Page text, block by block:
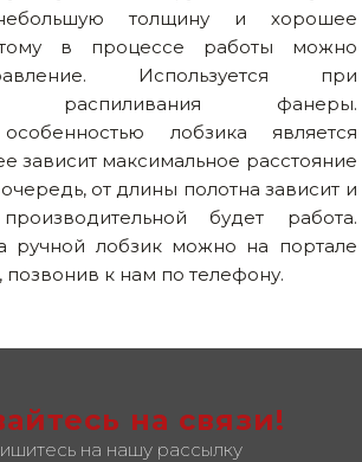
толщину и хорошее
в процессе работы можно
Используется при
распиливания фанеры.
лобзика является
зависит максимальное расстояние
от длины полотна зависит и
будет работа.
ручной лобзик можно на портале
к нам по телефону.
на связи!
на нашу рассылку